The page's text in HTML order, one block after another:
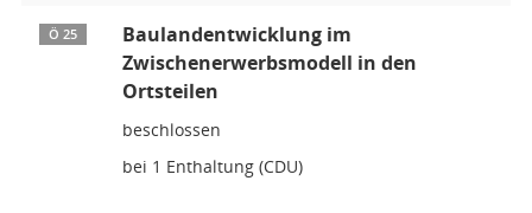
Ö 25
Baulandentwicklung im
Zwischenerwerbsmodell in den
Ortsteilen
beschlossen
bei 1 Enthaltung (CDU)